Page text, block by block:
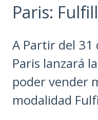
Paris:
A Partir del 31
Paris lanzará
poder vender
modalidad